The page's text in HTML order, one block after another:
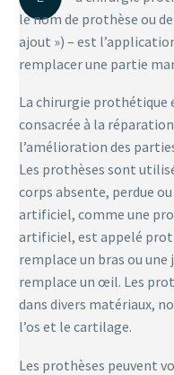
le nom de prothèse ou
ajout ») – est
remplacer une partie
La chirurgie prothétique
consacrée à la
l’amélioration des
Les prothèses sont
corps absente, perdue
artificiel, comme une
artificiel, est appelé
remplace un bras ou
remplace un œil. Les
dans divers matériaux,
l’os et le cartilage.
Les prothèses peuvent